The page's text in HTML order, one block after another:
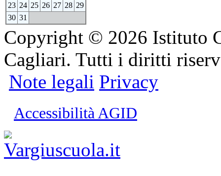
23 24 25 26 27 28 29
30 31
Copyright © 2026 Istituto
Cagliari. Tutti i diritti
Note legali Privacy
Accessibilità AGID